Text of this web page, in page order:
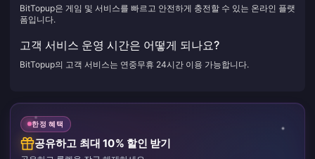
BitTopup은 게임 및 서비스를 빠르고 안전하게 충전할 수 있는 온라인 플랫
폼입니다.
고객 서비스 운영 시간은 어떻게 되나요?
BitTopup의 고객 서비스는 연중무휴 24시간 이용 가능합니다.
한정 혜택
공유하고 최대 10% 할인 받기